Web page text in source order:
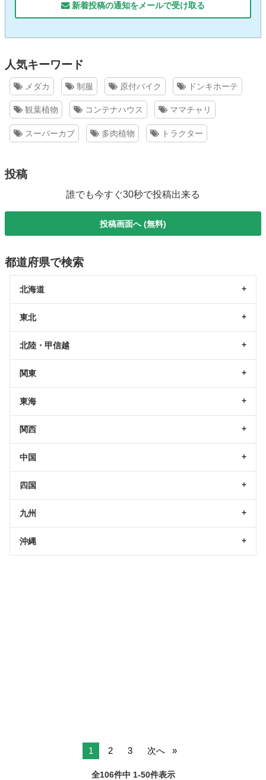
新着投稿の通知をメールで受け取る
人気キーワード
メダカ 制服 原付バイク ドンキホーテ
観葉植物 コンテナハウス ママチャリ
スーパーカブ 多肉植物 トラクター
投稿
誰でも今すぐ30秒で投稿出来る
投稿画面へ (無料)
都道府県で検索
北海道
東北
北陸・甲信越
関東
東海
関西
中国
四国
九州
沖縄
1 2 3 次へ
全106件中 1-50件表示